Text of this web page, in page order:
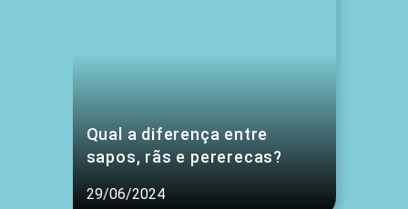
Qual a diferença entre
sapos, rãs e pererecas?
29/06/2024